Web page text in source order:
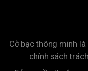
Cờ bạc thông minh
chính sách